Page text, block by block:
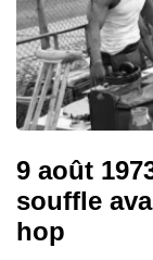
9 août
souffle
hop